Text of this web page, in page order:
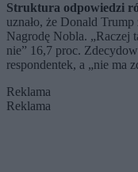
Struktura odpowiedzi
uznało, że Donald
Nagrodę Nobla. „Raczej
nie” 16,7 proc.
respondentek, a „nie ma
Reklama
Reklama